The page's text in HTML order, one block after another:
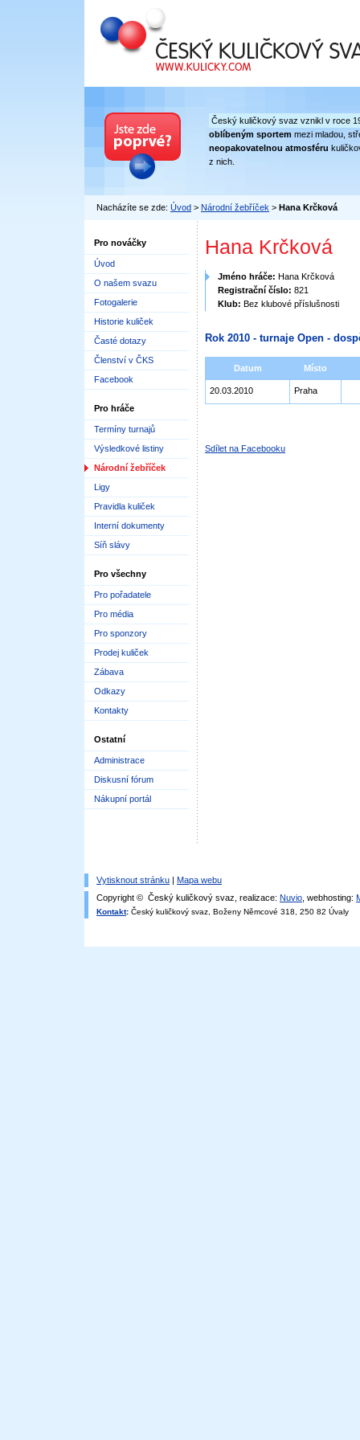
Český kuličkový svaz
Český kuličkový svaz vznikl v roce
oblíbeným sportem mezi mladou,
neopakovatelnou atmosféru
z nich.
Nacházíte se zde: Úvod > Národní žebříček > Hana Krčková
Pro nováčky
Úvod
O našem svazu
Fotogalerie
Historie kuliček
Časté dotazy
Členství v ČKS
Facebook
Pro hráče
Termíny turnajů
Výsledkové listiny
Národní žebříček
Ligy
Pravidla kuliček
Interní dokumenty
Síň slávy
Pro všechny
Pro pořadatele
Pro média
Pro sponzory
Prodej kuliček
Zábava
Odkazy
Kontakty
Ostatní
Administrace
Diskusní fórum
Nákupní portál
Hana Krčková
Jméno hráče: Hana Krčková
Registrační číslo: 821
Klub: Bez klubové příslušnosti
Rok 2010 - turnaje Open -
Datum Místo
20.03.2010 Praha
Sdílet na Facebooku
Vytisknout stránku | Mapa webu
Copyright © Český kuličkový svaz, realizace: Nuvio , webhosting:
Kontakt: Český kuličkový svaz, Boženy Němcové 318, 250 82 Úvaly